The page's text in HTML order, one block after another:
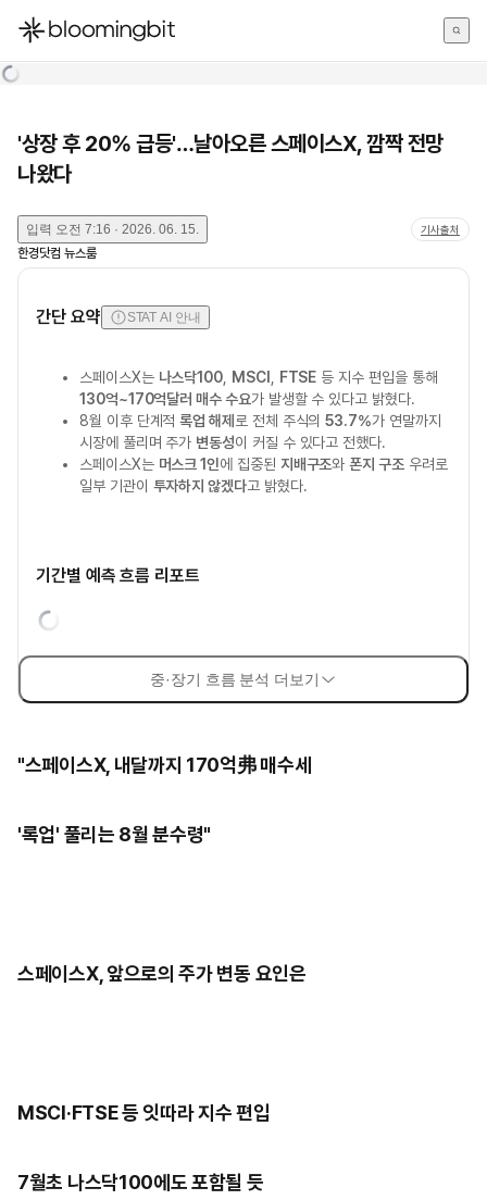
한국어
'상장 후 20% 급등'…날아오른 스페이스X, 깜짝 전망
나왔다
입력 오전 7:16 · 2026. 06. 15. 기사출처
한경닷컴 뉴스룸
간단 요약 STAT AI 안내
스페이스X는 나스닥100 MSCI FTSE 등 지수 편입을 통해
130억~170억달러 매수 수요가 발생할 수 있다고 밝혔다.
8월 이후 단계적록업 해제 로 전체 주식의53.7%가 연말까지
시장에 풀리며 주가 변동성이 커질 수 있다고 전했다.
스페이스X는 머스크 1인에 집중된 지배구조와폰지 구조우려로
일부 기관이 투자하지 않겠다고 밝혔다.
기간별 예측 흐름 리포트
중·장기 흐름 분석 더보기
"스페이스X, 내달까지 170억弗 매수세
'록업' 풀리는 8월 분수령"
스페이스X, 앞으로의 주가 변동 요인은
MSCI·FTSE 등 잇따라 지수 편입
7월초 나스닥100에도 포함될 듯